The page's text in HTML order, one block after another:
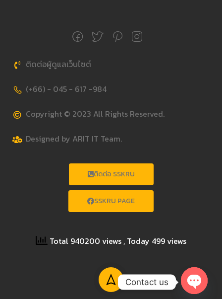
ติดต่อผู้ดูแลเว็บไซต์
(+66) - 045 - 617 -984
Copyright © 2023 All Rights Reserved.
Designed by ARIT IT Team.
ติดต่อ SSKRU
SSKRU PAGE
Total 940200 views , Today 499 views
Contact us